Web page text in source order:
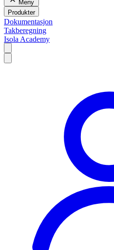
Meny
Produkter
Dokumentasjon
Takberegning
Isola Academy